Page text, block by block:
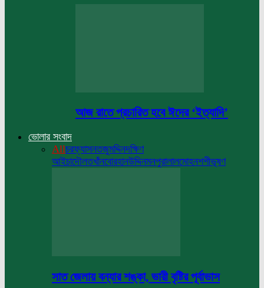
আজ রাতে প্রচারিত হবে ঈদের ‘ইত্যাদি’
ভোলার সংবাদ
Allচরফ্যাসনতজুমদ্দিনদক্ষিণ
আইচাদৌলতখাঁনবোরহানউদ্দিনমনপুরালালমোহনশশীভূষণ
সাত জেলায় বন্যার শঙ্কা, ভারী বৃষ্টির পূর্বাভাস